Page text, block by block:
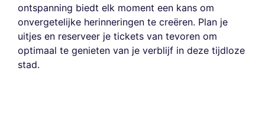
ontspanning biedt elk moment een kans om
onvergetelijke herinneringen te creëren. Plan je
uitjes en reserveer je tickets van tevoren om
optimaal te genieten van je verblijf in deze tijdloze
stad.